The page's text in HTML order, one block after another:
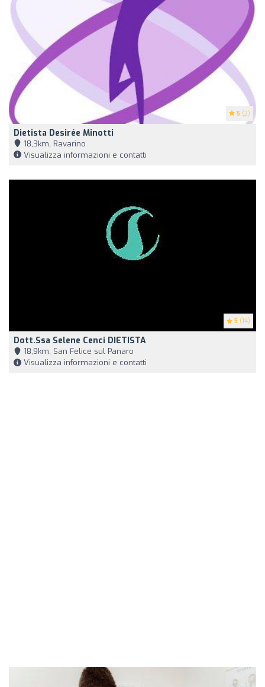
5 (2)
Dietista Desirée Minotti
18,3km, Ravarino
Visualizza informazioni e contatti
5 (14)
Dott.ssa Selene Cenci DIETISTA
18,9km, San Felice sul Panaro
Visualizza informazioni e contatti